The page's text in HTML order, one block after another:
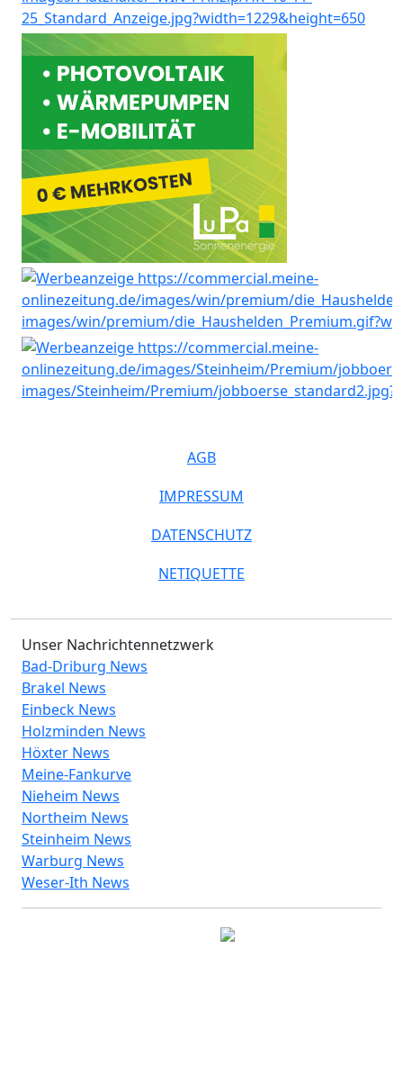
AGB
IMPRESSUM
DATENSCHUTZ
NETIQUETTE
Unser Nachrichtennetzwerk
Bad-Driburg News
Brakel News
Einbeck News
Holzminden News
Höxter News
Meine-Fankurve
Nieheim News
Northeim News
Steinheim News
Warburg News
Weser-Ith News